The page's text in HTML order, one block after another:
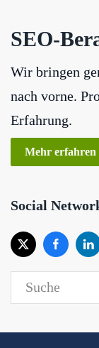
SEO-
Wir bringen
nach vorne.
Erfahrung.
Mehr erfahren
Social